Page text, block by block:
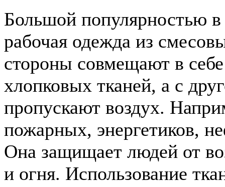
Большой популярностью в
рабочая одежда из
стороны совмещают в
хлопковых тканей, а с
пропускают воздух.
пожарных, энергетиков,
Она защищает людей от
и огня. Использование